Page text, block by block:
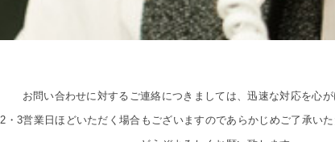
お問い合わせに対するご連絡につきましては、迅速な対応を心が
2・3営業日ほどいただく場合もございますのであらかじめご了承いた